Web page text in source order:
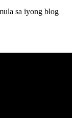
sa iyong blog